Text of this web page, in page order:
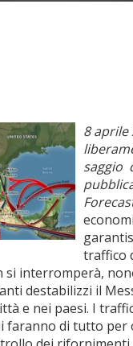
8 aprile
saggio
traffico
si interromperà,
destabilizzi il
e nei paesi. I
faranno di tutto per